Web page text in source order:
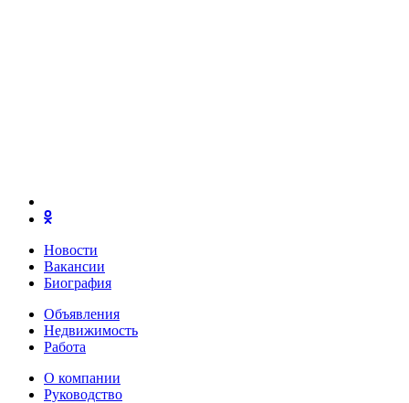
Новости
Вакансии
Биография
Объявления
Недвижимость
Работа
О компании
Руководство